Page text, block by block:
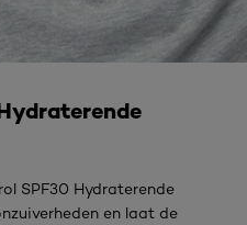
SPF30 Hydraterende
en laat de